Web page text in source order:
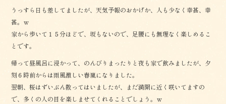
うっすら日も差してましたが、天気予報のおかげか、人も少なく幸甚、幸
甚。ｗ
家から歩いて１５分ほどで、坂もないので、足腰にも無理なく楽しめるこ
とです。
帰って昼風呂に浸かって、のんびりまったりと夜も家で飲みましたが、夕
刻６時前からは雨風激しい春嵐になりました。
翌朝、桜はずいぶん散ってはいましたが、まだ満開に近く咲いてますの
で、多くの人の目を楽しませてくれることでしょう。ｗ